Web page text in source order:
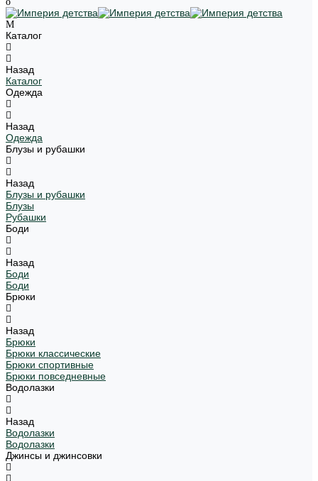
Каталог
Назад
Каталог
Одежда
Назад
Одежда
Блузы и рубашки
Назад
Блузы и рубашки
Блузы
Рубашки
Боди
Назад
Боди
Боди
Брюки
Назад
Брюки
Брюки классические
Брюки спортивные
Брюки повседневные
Водолазки
Назад
Водолазки
Водолазки
Джинсы и джинсовки